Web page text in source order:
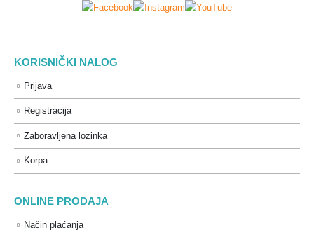
KORISNIČKI NALOG
Prijava
Registracija
Zaboravljena lozinka
Korpa
ONLINE PRODAJA
Način plaćanja